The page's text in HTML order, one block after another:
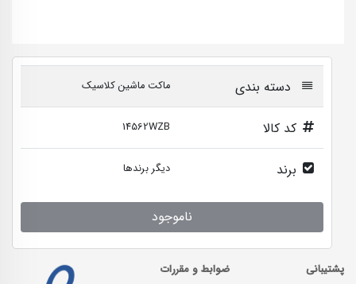
دسته بندی ماکت ماشین کلاسیک
کد کالا 14562WZB
برند دیگر برندها
ناموجود
پشتیبانی ضوابط و مقررات